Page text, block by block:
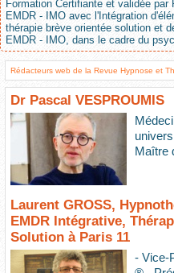
Formation Certifiante et validée
EMDR - IMO avec l'Intégration
thérapie brève orientée solution et
EMDR - IMO, dans le cadre du
Rédacteurs web de la Revue Hypnose et
Dr Pascal VESPROUMIS
Maître
Laurent GROSS,
EMDR Intégrative,
Solution à Paris 11
- Vice-